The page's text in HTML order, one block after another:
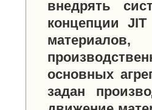
внедрять
концепции
основных
задан